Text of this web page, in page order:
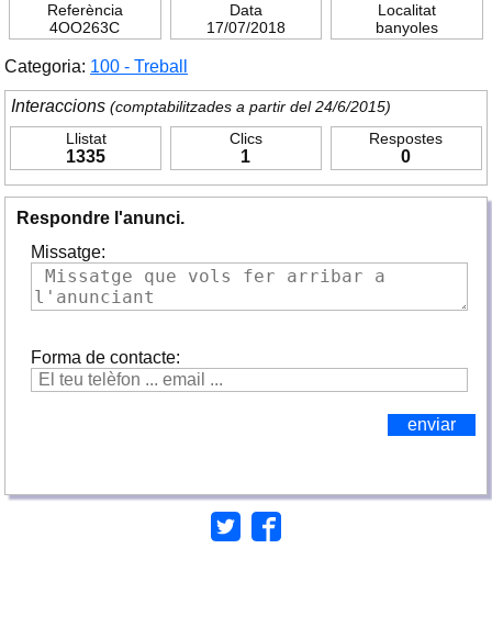
Referència
4OO263C
Data
17/07/2018
Localitat
banyoles
Categoria: 100 - Treball
Interaccions (comptabilitzades a partir del 24/6/2015)
Llistat
1335
Clics
1
Respostes
0
Respondre l'anunci.
Missatge:
Forma de contacte: